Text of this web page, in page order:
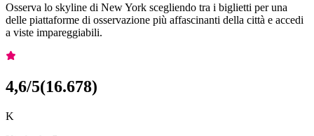
Osserva lo skyline di New York scegliendo tra i biglietti per una
delle piattaforme di osservazione più affascinanti della città e accedi
a viste impareggiabili.
4,6/5(16.678)
K